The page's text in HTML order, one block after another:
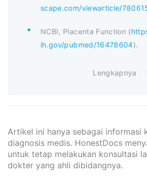
scape.com/viewarticle/
NCBI, Placenta Function (
ih.gov/pubmed/16478604).
Lengkapnya
Artikel ini hanya sebagai informasi
diagnosis medis. HonestDocs
untuk tetap melakukan konsultasi
dokter yang ahli dibidangnya.